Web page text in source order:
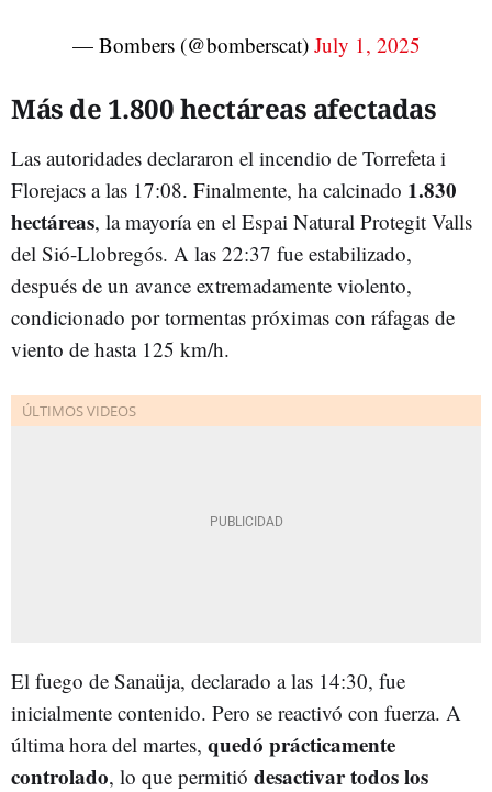
— Bombers (@bomberscat) July 1, 2025
Más de 1.800 hectáreas afectadas
Las autoridades declararon el incendio de Torrefeta i
Florejacs a las 17:08. Finalmente, ha calcinado 1.830
hectáreas, la mayoría en el Espai Natural Protegit Valls
del Sió-Llobregós. A las 22:37 fue estabilizado,
después de un avance extremadamente violento,
condicionado por tormentas próximas con ráfagas de
viento de hasta 125 km/h.
El fuego de Sanaüja, declarado a las 14:30, fue
inicialmente contenido. Pero se reactivó con fuerza. A
última hora del martes, quedó prácticamente
controlado, lo que permitió desactivar todos los